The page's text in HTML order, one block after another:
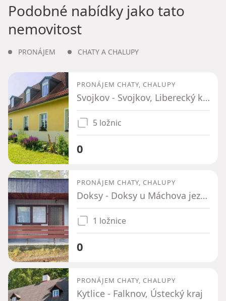
Podobné nabídky jako tato
nemovitost
PRONÁJEM CHATY A CHALUPY
PRONÁJEM CHATY, CHALUPY
Svojkov - Svojkov, Liberecký kraj
5 ložnic
0
PRONÁJEM CHATY, CHALUPY
Doksy - Doksy u Máchova jezera, Liberecký kraj
1 ložnice
0
PRONÁJEM CHATY, CHALUPY
Kytlice - Falknov, Ústecký kraj